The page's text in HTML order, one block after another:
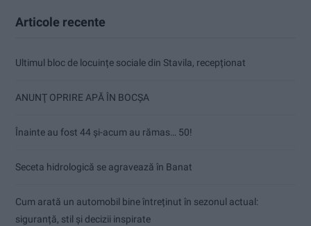
Articole recente
Ultimul bloc de locuințe sociale din Stavila, recepționat
ANUNŢ OPRIRE APĂ ÎN BOCȘA
Înainte au fost 44 și-acum au rămas… 50!
Seceta hidrologică se agravează în Banat
Cum arată un automobil bine întreținut în sezonul actual:
siguranță, stil și decizii inspirate